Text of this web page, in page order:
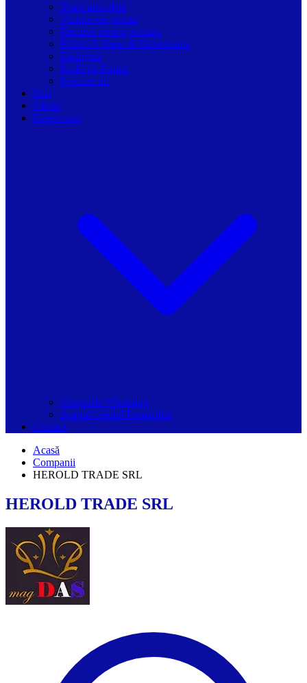
Toate articolele
Viziune de primar
Resurse pentru primarii
Politici Urbane & Guvernanta
Dialoguri
Profil de Primar
Podcast-uri
Stiri
Oferte
Despre noi
Grupurile Whatsapp
Spațiul Ghidul Primăriilor
Contact
Acasă
Companii
HEROLD TRADE SRL
HEROLD TRADE SRL